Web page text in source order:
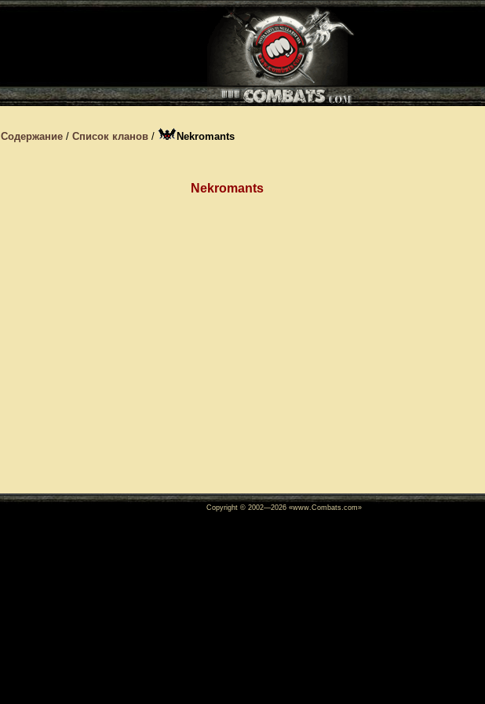
Содержание/ Список кланов/ Nekromants
Nekromants
Copyright © 2002—2026«www.Combats.com»